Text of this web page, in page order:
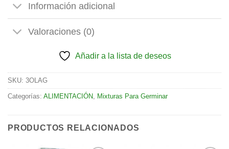
Información adicional
Valoraciones (0)
Añadir a la lista de deseos
SKU: 3OLAG
Categorías: ALIMENTACIÓN, Mixturas Para Germinar
PRODUCTOS RELACIONADOS